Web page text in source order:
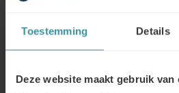
Toestemming Details
Deze website maakt gebruik van
Retail